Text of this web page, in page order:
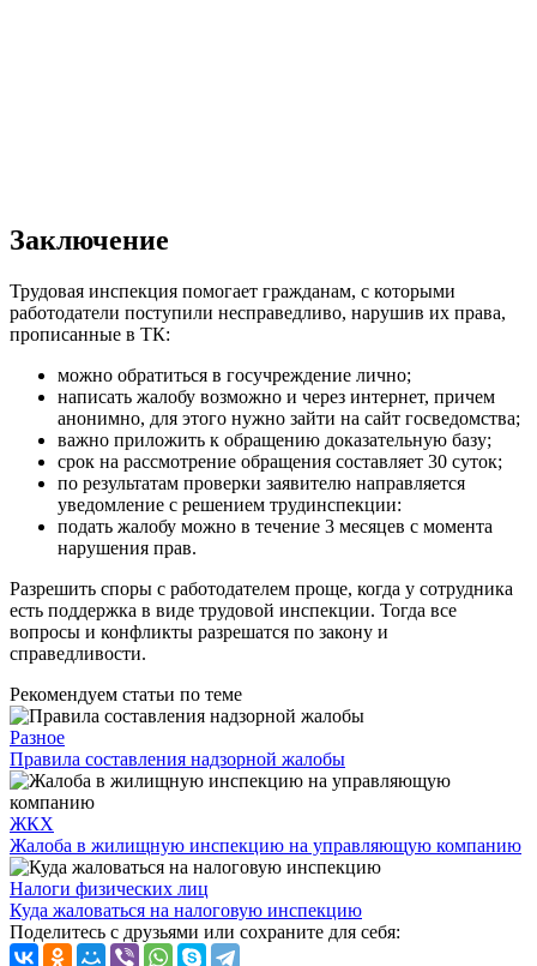
Заключение
Трудовая инспекция помогает гражданам, с которыми
работодатели поступили несправедливо, нарушив их права,
прописанные в ТК:
можно обратиться в госучреждение лично;
написать жалобу возможно и через интернет, причем
анонимно, для этого нужно зайти на сайт госведомства;
важно приложить к обращению доказательную базу;
срок на рассмотрение обращения составляет 30 суток;
по результатам проверки заявителю направляется
уведомление с решением трудинспекции:
подать жалобу можно в течение 3 месяцев с момента
нарушения прав.
Разрешить споры с работодателем проще, когда у сотрудника
есть поддержка в виде трудовой инспекции. Тогда все
вопросы и конфликты разрешатся по закону и
справедливости.
Рекомендуем статьи по теме
Разное
Правила составления надзорной жалобы
ЖКХ
Жалоба в жилищную инспекцию на управляющую компанию
Налоги физических лиц
Куда жаловаться на налоговую инспекцию
Поделитесь с друзьями или сохраните для себя: